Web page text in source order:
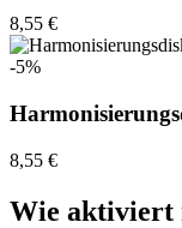
8,55 €
-5%
8,55 €
Wie aktiviert